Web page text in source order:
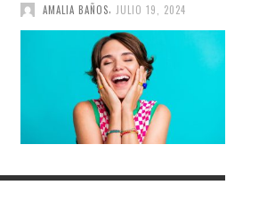
AMALIA BAÑOS JULIO 19, 2024